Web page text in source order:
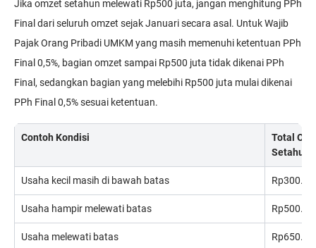
Jika omzet setahun melewati Rp500 juta, jangan menghitung PPh
Final dari seluruh omzet sejak Januari secara asal. Untuk Wajib
Pajak Orang Pribadi UMKM yang masih memenuhi ketentuan PPh
Final 0,5%, bagian omzet sampai Rp500 juta tidak dikenai PPh
Final, sedangkan bagian yang melebihi Rp500 juta mulai dikenai
PPh Final 0,5% sesuai ketentuan.
Contoh Kondisi
Total
Setahun
Usaha kecil masih di bawah batas
Usaha hampir melewati batas
Usaha melewati batas